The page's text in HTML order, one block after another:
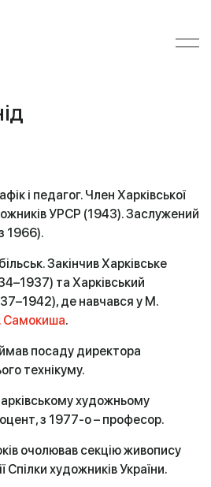
і педагог. Член Харківської
УРСР (1943). Заслужений
1966).
Закінчив Харківське
та Харківський
де навчався у М.
Самокиша.
посаду директора
технікуму.
художньому
з 1977-о – професор.
очолював секцію живопису
Спілки художників України.